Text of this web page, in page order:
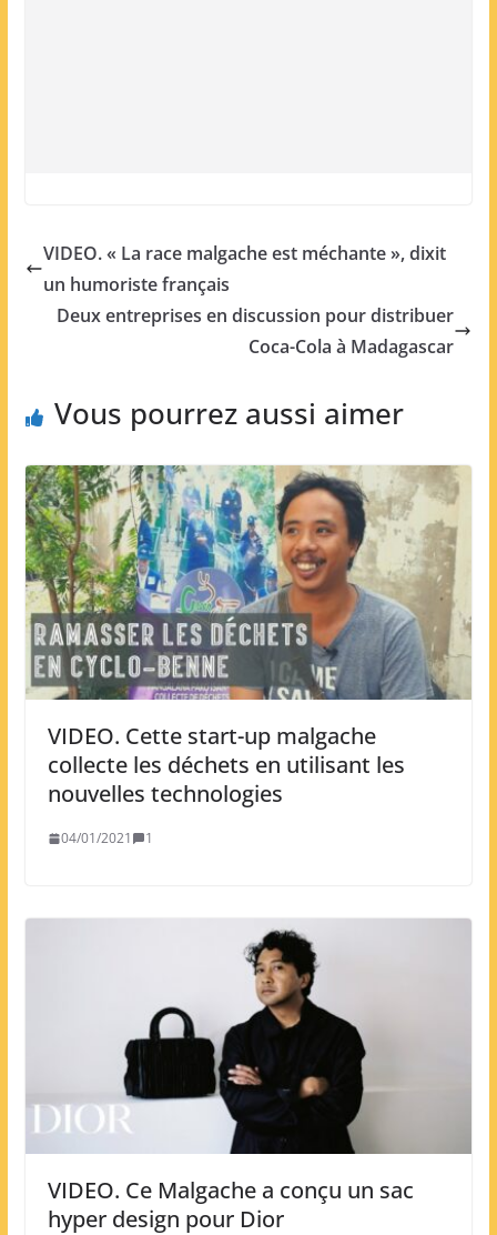
VIDEO. « La race malgache est méchante », dixit
un humoriste français
Deux entreprises en discussion pour distribuer
Coca-Cola à Madagascar
Vous pourrez aussi aimer
VIDEO. Cette start-up malgache
collecte les déchets en utilisant les
nouvelles technologies
04/01/2021 1
VIDEO. Ce Malgache a conçu un sac
hyper design pour Dior